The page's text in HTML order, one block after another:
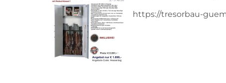
https://tresorbau-